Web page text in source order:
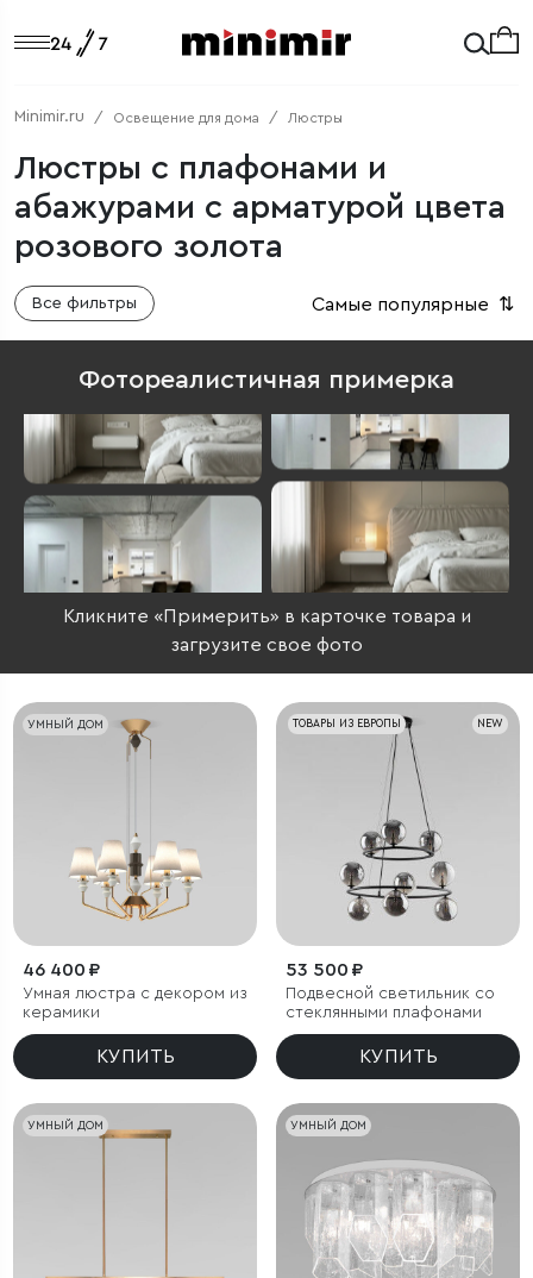
Minimir.ru Освещение для дома Люстры
Люстры с плафонами и
абажурами с арматурой цвета
розового золота
Все фильтры Самые популярные ⇅
Фотореалистичная примерка
Кликните «Примерить» в карточке товара и
загрузите свое фото
УМНЫЙ ДОМ
46 400 ₽
Умная люстра с декором из
керамики
КУПИТЬ
NEW
ТОВАРЫ ИЗ ЕВРОПЫ
53 500 ₽
Подвесной светильник со
стеклянными плафонами
КУПИТЬ
УМНЫЙ ДОМ УМНЫЙ ДОМ